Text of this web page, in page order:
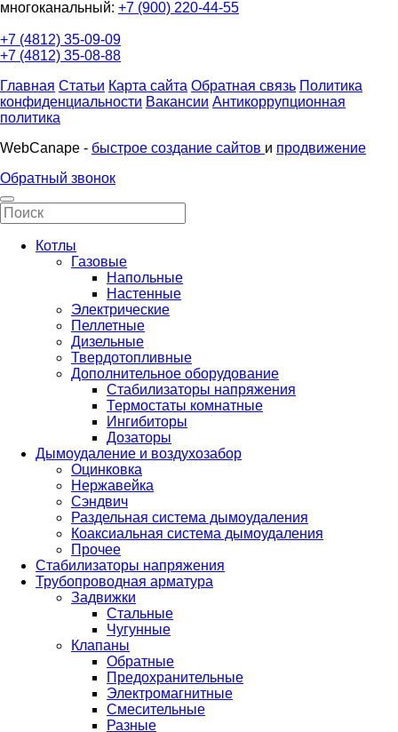
многоканальный: +7 (900) 220-44-55
+7 (4812) 35-09-09
+7 (4812) 35-08-88
Главная Статьи Карта сайта Обратная связь Политика
конфиденциальности Вакансии Антикоррупционная
политика
WebCanape - быстрое создание сайтов и продвижение
Обратный звонок
Котлы
Газовые
Напольные
Настенные
Электрические
Пеллетные
Дизельные
Твердотопливные
Дополнительное оборудование
Стабилизаторы напряжения
Термостаты комнатные
Ингибиторы
Дозаторы
Дымоудаление и воздухозабор
Оцинковка
Нержавейка
Сэндвич
Раздельная система дымоудаления
Коаксиальная система дымоудаления
Прочее
Стабилизаторы напряжения
Трубопроводная арматура
Задвижки
Стальные
Чугунные
Клапаны
Обратные
Предохранительные
Электромагнитные
Смесительные
Разные